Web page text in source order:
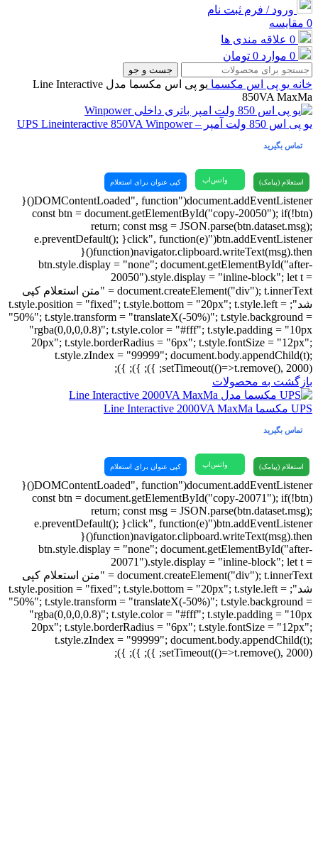
ورود / فرم ثبت نام
0 مقایسه
0 علاقه مندی ها
0 موارد 0 تومان
جست و جو
خانه یو پی اس مکسما
یو پی اس مکسما مدل Line Interactive
850VA MaxMa
یو پی اس 850 ولت آمپر – UPS Lineinteractive 850VA Winpower
تماس بگیرید
استعلام (پیامک) واتس‌اپ کپی عنوان برای استعلام
document.addEventListener("DOMContentLoaded", function(){
const btn = document.getElementById("copy-20050"); if(!btn)
return; const msg = JSON.parse(btn.dataset.msg);
btn.addEventListener("click", function(e){ e.preventDefault();
navigator.clipboard.writeText(msg).then(function(){
btn.style.display = "none"; document.getElementById("after-
20050").style.display = "inline-block"; let t =
document.createElement("div"); t.innerText = "متن استعلام کپی
شد"; t.style.position = "fixed"; t.style.bottom = "20px"; t.style.left =
"50%"; t.style.transform = "translateX(-50%)"; t.style.background =
"rgba(0,0,0,0.8)"; t.style.color = "#fff"; t.style.padding = "10px
20px"; t.style.borderRadius = "6px"; t.style.fontSize = "12px";
t.style.zIndex = "99999"; document.body.appendChild(t);
setTimeout(()=>t.remove(), 2000); }); }); });
بازگشت به محصولات
UPS مکسما Line Interactive 2000VA MaxMa
تماس بگیرید
استعلام (پیامک) واتس‌اپ کپی عنوان برای استعلام
document.addEventListener("DOMContentLoaded", function(){
const btn = document.getElementById("copy-20071"); if(!btn)
return; const msg = JSON.parse(btn.dataset.msg);
btn.addEventListener("click", function(e){ e.preventDefault();
navigator.clipboard.writeText(msg).then(function(){
btn.style.display = "none"; document.getElementById("after-
20071").style.display = "inline-block"; let t =
document.createElement("div"); t.innerText = "متن استعلام کپی
شد"; t.style.position = "fixed"; t.style.bottom = "20px"; t.style.left =
"50%"; t.style.transform = "translateX(-50%)"; t.style.background =
"rgba(0,0,0,0.8)"; t.style.color = "#fff"; t.style.padding = "10px
20px"; t.style.borderRadius = "6px"; t.style.fontSize = "12px";
t.style.zIndex = "99999"; document.body.appendChild(t);
setTimeout(()=>t.remove(), 2000); }); }); });